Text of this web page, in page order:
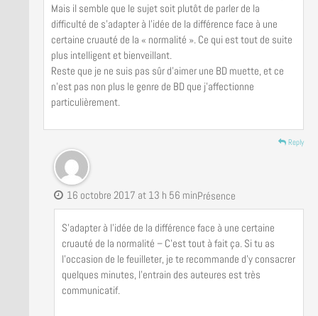
Mais il semble que le sujet soit plutôt de parler de la
difficulté de s’adapter à l’idée de la différence face à une
certaine cruauté de la « normalité ». Ce qui est tout de suite
plus intelligent et bienveillant.
Reste que je ne suis pas sûr d’aimer une BD muette, et ce
n’est pas non plus le genre de BD que j’affectionne
particulièrement.
Reply
Présence
16 octobre 2017 at 13 h 56 min
S’adapter à l’idée de la différence face à une certaine
cruauté de la normalité – C’est tout à fait ça. Si tu as
l’occasion de le feuilleter, je te recommande d’y consacrer
quelques minutes, l’entrain des auteures est très
communicatif.